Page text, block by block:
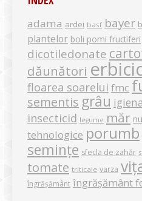
adama ardei basf bayer
plantelor boli pomi fructiferi
dicotiledonate
dăunători
floarea soarelui fmc
sementis grâu
insecticid legume măr
tehnologice porumb
semințe sfecla de zahăr
tomate triticale varza
îngrășământ îngrășământ